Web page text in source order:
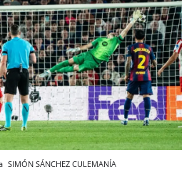
SIMÓN SÁNCHEZ CULEMANÍA